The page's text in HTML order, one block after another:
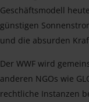
Geschäftsmodell
günstigen
und die absurden
Der WWF wird
anderen NGOs wie
rechtliche Instanzen